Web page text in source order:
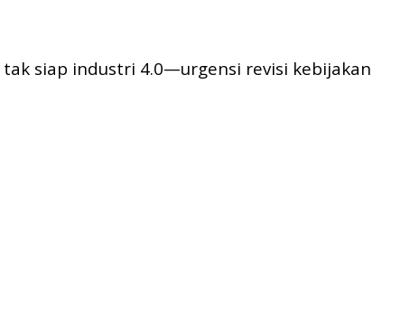
siap industri 4.0—urgensi revisi kebijakan